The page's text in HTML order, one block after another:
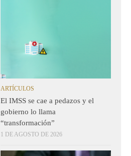
ARTÍCULOS
El IMSS se cae a pedazos y el
gobierno lo llama
“transformación”
1 DE AGOSTO DE 2026